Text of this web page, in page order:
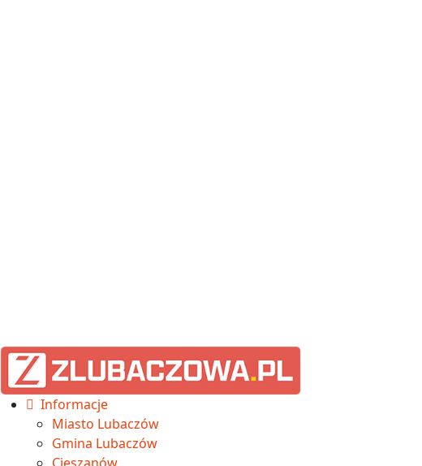
Informacje
Miasto Lubaczów
Gmina Lubaczów